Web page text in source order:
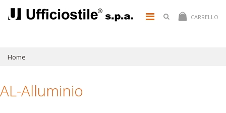
CARRELLO
Home
AL-Alluminio